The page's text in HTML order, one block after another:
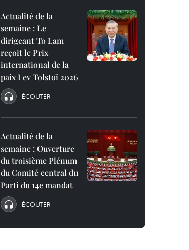
Actualité de la
semaine : Le
dirigeant To Lam
reçoit le Prix
international de la
paix Lev Tolstoï 2026
ÉCOUTER
Actualité de la
semaine : Ouverture
du troisième Plénum
du Comité central du
Parti du 14e mandat
ÉCOUTER